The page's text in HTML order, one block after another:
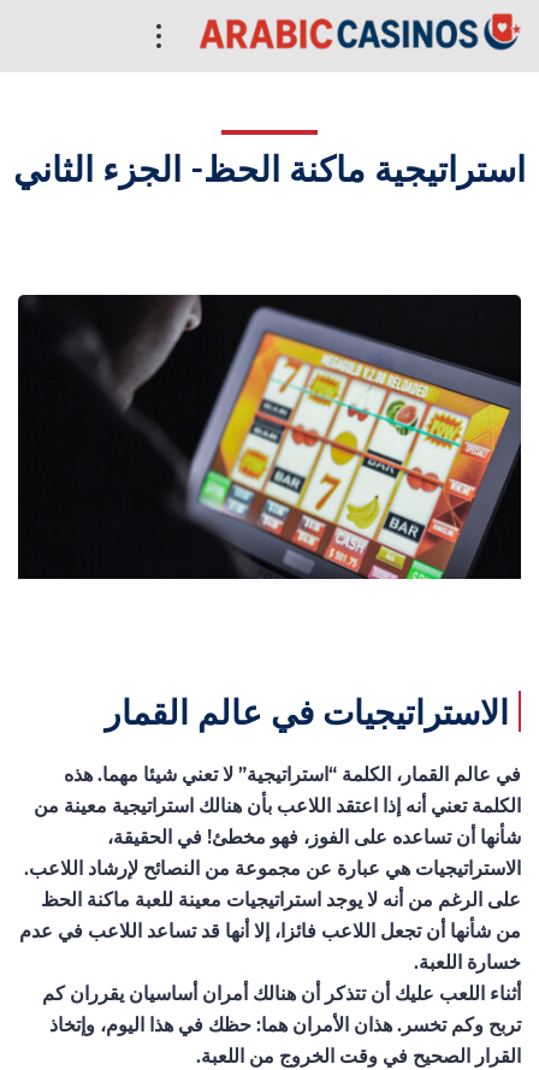
استراتيجية ماكنة الحظ- الجزء الثاني
الاستراتيجيات في عالم القمار
في عالم القمار، الكلمة “استراتيجية” لا تعني شيئا مهما. هذه
الكلمة تعني أنه إذا اعتقد اللاعب بأن هنالك استراتيجية معينة من
شأنها أن تساعده على الفوز، فهو مخطئ! في الحقيقة،
الاستراتيجيات هي عبارة عن مجموعة من النصائح لإرشاد اللاعب.
على الرغم من أنه لا يوجد استراتيجيات معينة للعبة ماكنة الحظ
من شأنها أن تجعل اللاعب فائزا، إلا أنها قد تساعد اللاعب في عدم
خسارة اللعبة.
أثناء اللعب عليك أن تتذكر أن هنالك أمران أساسيان يقرران كم
تربح وكم تخسر. هذان الأمران هما: حظك في هذا اليوم، وإتخاذ
القرار الصحيح في وقت الخروج من اللعبة.